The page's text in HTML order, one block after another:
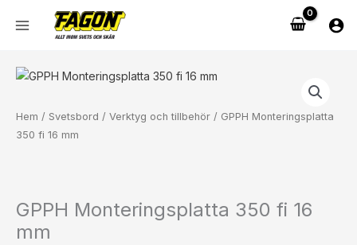
Hem / Svetsbord / Verktyg och tillbehör / GPPH Monteringsplatta
350 fi 16 mm
GPPH Monteringsplatta 350 fi 16
mm
GPPH
350
fi
16
mm